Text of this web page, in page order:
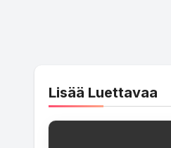
Lisää Luettavaa